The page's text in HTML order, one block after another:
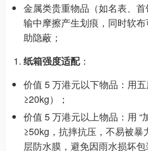
金属类贵重物品（如名表、
输中摩擦产生划痕，同时软
助隐蔽；
纸箱强度适配：
价值 5 万港元以下物品：用
≥20kg）；
价值 5 万港元以上物品：用 “
≥50kg，抗摔抗压，不易被
层防水膜，避免因雨水损坏包